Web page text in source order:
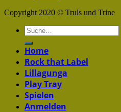
Copyright 2020 © Truls und Trine
Home
Rock that Label
Lillagunga
Play Tray
Spielen
Anmelden